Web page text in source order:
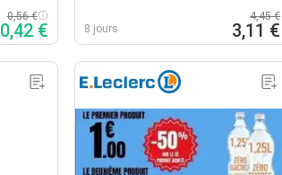
0,56 €
0,42 € 8 jours
4,45 €
3,11 €